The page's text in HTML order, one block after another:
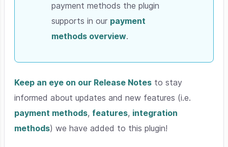
payment methods the plugin
supports in our payment
methods overview.
Keep an eye on our Release Notes to stay
informed about updates and new features (i.e.
payment methods, features, integration
methods) we have added to this plugin!